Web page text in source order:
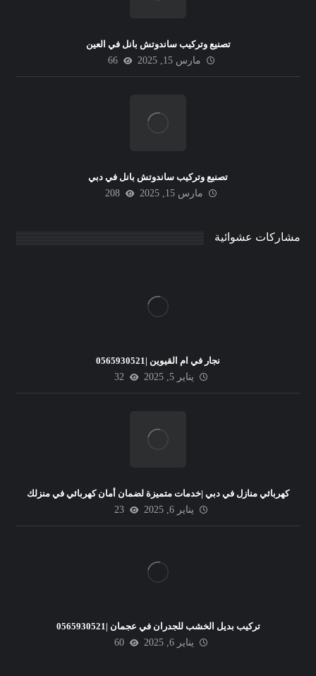
تصنيع وتركيب ساندوتش بانل في العين
مارس 15, 2025
66
تصنيع وتركيب ساندوتش بانل في دبي
مارس 15, 2025
208
مشاركات عشوائية
نجار في ام القيوين |0565930521
يناير 5, 2025
32
كهربائي منازل في دبي |خدمات متميزة لضمان أمان كهربائي في منزلك
يناير 6, 2025
23
تركيب بديل الخشب للجدران في عجمان |0565930521
يناير 6, 2025
60